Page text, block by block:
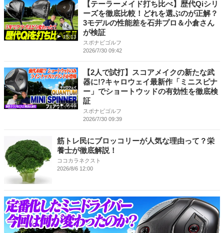
15:13
【テーラーメイド打ち比べ】歴代Qiシリ
ーズを徹底比較！どれを選ぶのが正解？
3モデルの性能差を石井プロ＆小倉さん
が検証
スポナビゴルフ
2026/7/30 09:42
9:46
【2人で試打】スコアメイクの新たな武
器に!?キャロウェイ最新作「ミニスピナ
ー」でショートウッドの有効性を徹底検
証
スポナビゴルフ
2026/7/30 09:39
筋トレ民にブロッコリーが人気な理由って？栄
養士が徹底解説！
ココカラネクスト
2026/8/6 12:00